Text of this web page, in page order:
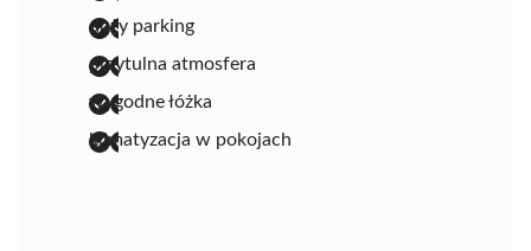
duży parking
przytulna atmosfera
wygodne łóżka
klimatyzacja w pokojach